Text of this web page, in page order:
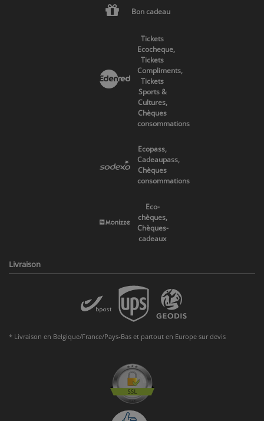
Bon cadeau
Tickets
Ecocheque,
Tickets
Compliments,
Tickets
Sports &
Cultures,
Chèques
consommations
Ecopass,
Cadeaupass,
Chèques
consommations
Eco-
chèques,
Chèques-
cadeaux
Livraison
* Livraison en Belgique/France/Pays-Bas et partout en Europe sur devis